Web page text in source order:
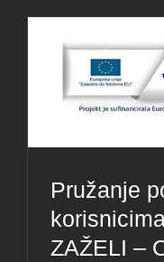
Pružanje
ZAŽELI –